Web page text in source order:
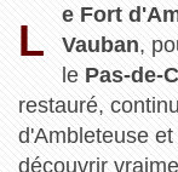
L
e Fort
Vauban,
le Pas-de-
restauré,
d'Ambleteuse
découvrir